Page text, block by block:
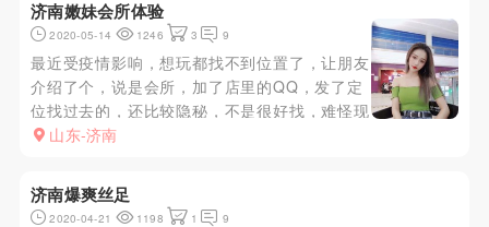
济南嫩妹会所体验
2020-05-14 1246 3 9
最近受疫情影响，想玩都找不到位置了，让朋友
介绍了个，说是会所，加了店里的QQ，发了定
位找过去的，还比较隐秘，不是很好找，难怪现
在能开门营业。服务项目比较多，可以选套餐，
xiongtui+kb+两水，总共80分钟，妹子帮洗澡
澡哦，嘿嘿。服...
山东-济南
济南爆爽丝足
2020-04-21 1198 1 9